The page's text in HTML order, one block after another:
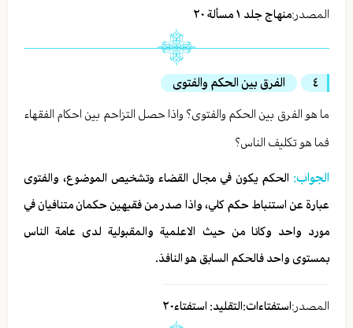
المصدر:منهاج جلد ١ مسألة ٢٠
٤
الفرق بين الحكم والفتوى
ما هو الفرق بين الحكم والفتوى؟ واذا حصل التزاحم بين احكام الفقهاء
فما هو تكليف الناس؟
الجواب: الحكم يكون في مجال القضاء وتشخيص الموضوع، والفتوى
عبارة عن استنباط حكم كلي، واذا صدر من فقيهين حكمان متنافيان في
مورد واحد وكانا من حيث الاعلمية والمقبولية لدى عامة الناس
بمستوى واحد فالحكم السابق هو النافذ.
المصدر:استفتاءات:التقليد: استفتاء٢٠